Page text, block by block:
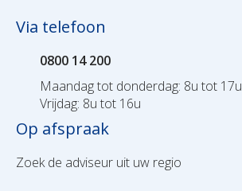
Via telefoon
0800 14 200
Maandag tot donderdag: 8u tot 17u
Vrijdag: 8u tot 16u
Op afspraak
Zoek de adviseur uit uw regio